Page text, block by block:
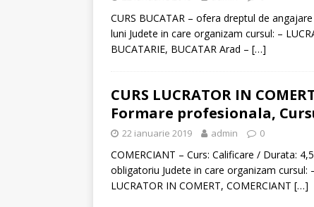
CURS BUCATAR – ofera dreptul de
luni Judete in care organizam cursul: –
BUCATARIE, BUCATAR Arad – […]
CURS LUCRATOR IN
Formare profesionala,
22 ianuarie 2019 admin 0
COMERCIANT – Curs: Calificare / Durata:
obligatoriu Judete in care organizam cursul:
LUCRATOR IN COMERT, COMERCIANT […]